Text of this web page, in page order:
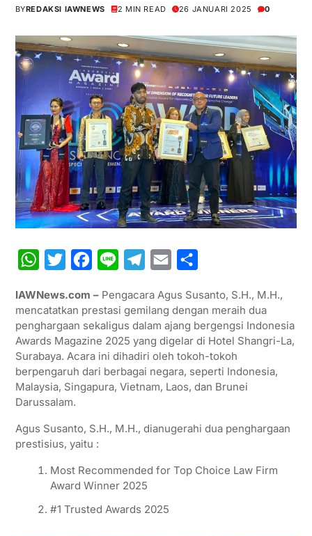
BYREDAKSI IAWNEWS 2 MIN READ 26 JANUARI 2025 0
W
a
t
s
A
p
p
i
t
t
e
r
e
b
o
o
n
e
l
e
g
r
a
a
i
l
a
r
e
IAWNews.com –Pengacara Agus Susanto, S.H., M.H.,
mencatatkan prestasi gemilang dengan meraih dua
penghargaan sekaligus dalam ajang bergengsi Indonesia
Awards Magazine 2025 yang digelar di Hotel Shangri-La,
Surabaya. Acara ini dihadiri oleh tokoh-tokoh
berpengaruh dari berbagai negara, seperti Indonesia,
Malaysia, Singapura, Vietnam, Laos, dan Brunei
Darussalam.
Agus Susanto, S.H., M.H., dianugerahi dua penghargaan
prestisius, yaitu :
Most Recommended for Top Choice Law Firm
Award Winner 2025
#1 Trusted Awards 2025